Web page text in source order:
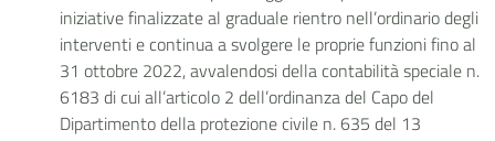
iniziative finalizzate al graduale rientro nell’ordinario degli
interventi e continua a svolgere le proprie funzioni fino al
31 ottobre 2022, avvalendosi della contabilità speciale n.
6183 di cui all’articolo 2 dell’ordinanza del Capo del
Dipartimento della protezione civile n. 635 del 13